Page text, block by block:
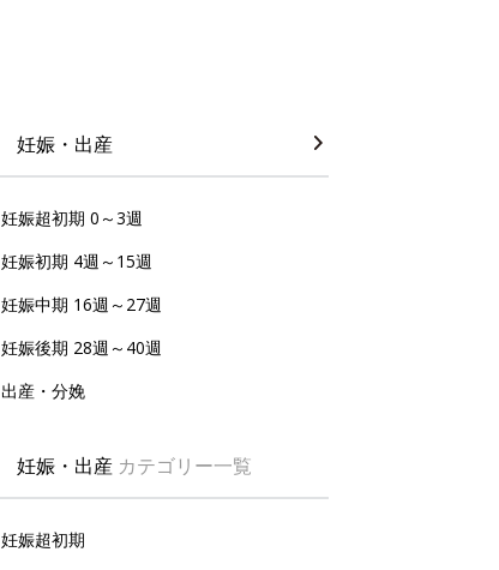
妊娠・出産
妊娠超初期 0～3週
妊娠初期 4週～15週
妊娠中期 16週～27週
妊娠後期 28週～40週
出産・分娩
妊娠・出産 カテゴリー一覧
妊娠超初期